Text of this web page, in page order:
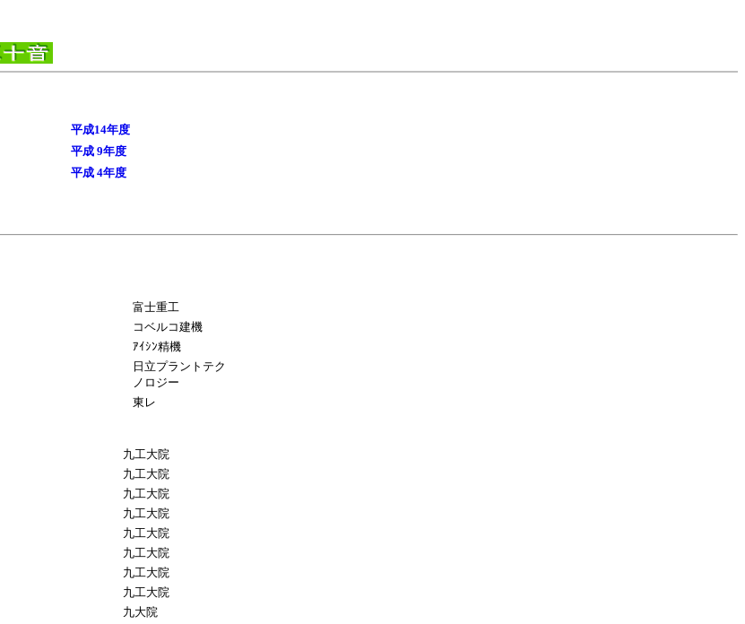
平成14年度
平成 9年度
平成 4年度
富士重工
コベルコ建機
ｱｲｼﾝ精機
日立プラントテク
ノロジー
東レ
九工大院
九工大院
九工大院
九工大院
九工大院
九工大院
九工大院
九工大院
九大院